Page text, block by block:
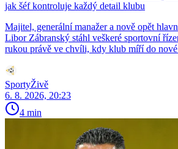
jak šéf kontroluje každý detail klubu
Majitel, generální manažer a nově opět
Libor Zábranský stáhl veškeré sportovní
rukou právě ve chvíli, kdy klub míří do nové
SportyŽivě
6. 8. 2026, 20:23
4 min